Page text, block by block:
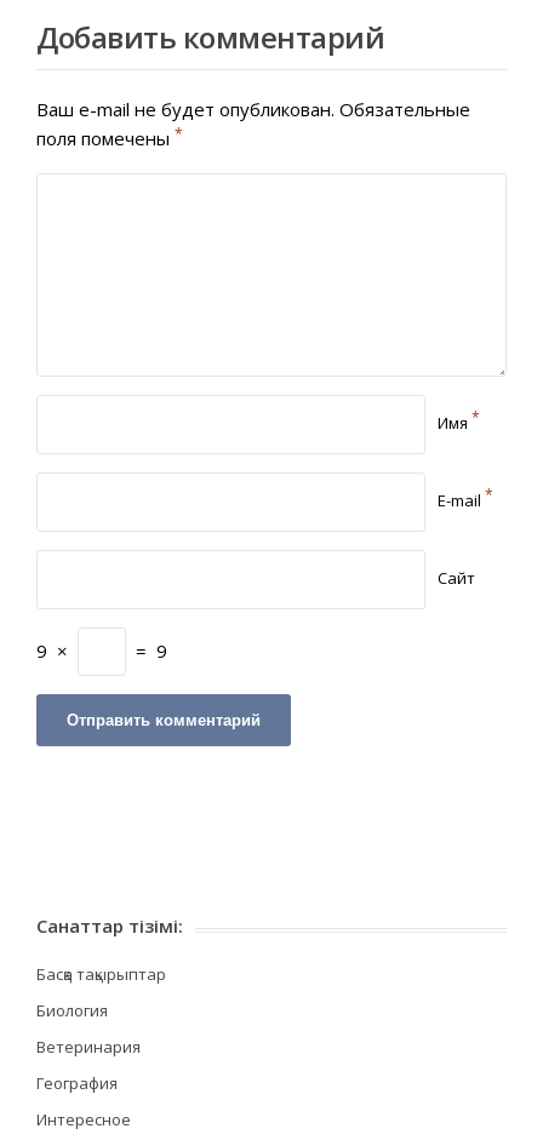
Добавить комментарий
Ваш e-mail не будет опубликован. Обязательные
поля помечены *
Имя *
E-mail *
Сайт
9 × = 9
Санаттар тізімі:
Басқа тақырыптар
Биология
Ветеринария
География
Интересное